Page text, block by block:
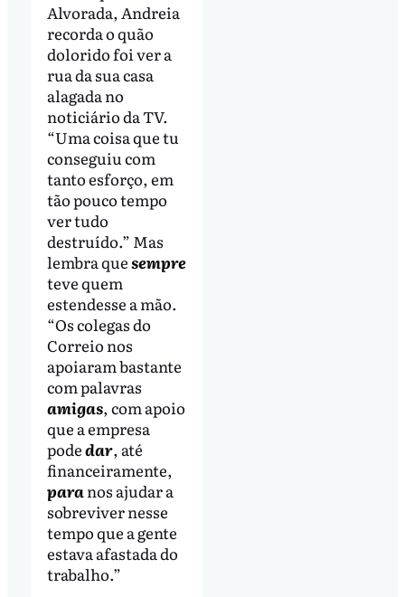
Alvorada, Andreia
recorda o quão
dolorido foi ver a
rua da sua casa
alagada no
noticiário da TV.
“Uma coisa que tu
conseguiu com
tanto esforço, em
tão pouco tempo
ver tudo
destruído.” Mas
lembra quesempre
teve quem
estendesse a mão.
“Os colegas do
Correio nos
apoiaram bastante
com palavras
amigas, com apoio
que a empresa
podedar, até
financeiramente,
paranos ajudar a
sobreviver nesse
tempo que a gente
estava afastada do
trabalho.”